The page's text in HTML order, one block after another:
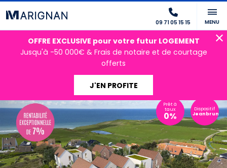
09 71 05 15 15 MENU
OFFRE EXCLUSIVE pour votre futur LOGEMENT
Jusqu'à -50 000€ & Frais de notaire et de courtage
offerts
J'EN PROFITE
Prêt à
taux
0%
Dispositif
Jeanbrun